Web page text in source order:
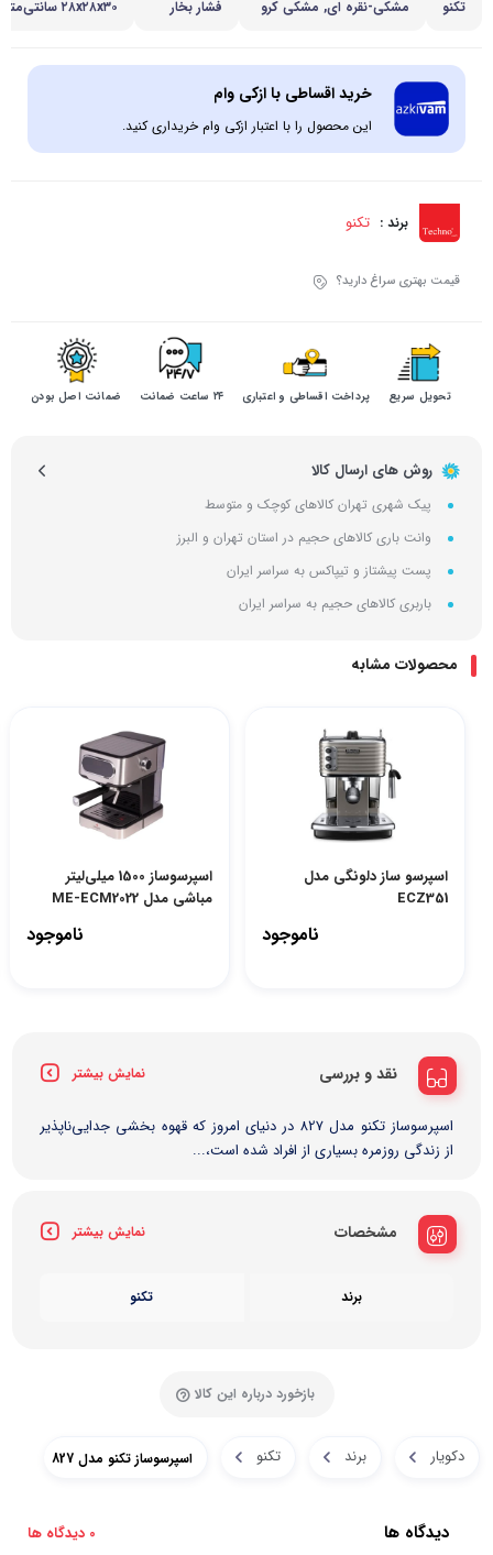
تکنو
مشکی-نقره ای, مشکی کرو
فشار بخار
۲۸x۲۸x۳۰ سانتی‌متر
خرید اقساطی با ازکی وام
این محصول را با اعتبار ازکی وام خریداری کنید.
برند : تکنو
قیمت بهتری سراغ دارید؟
تحویل سریع پرداخت اقساطی و اعتباری ۲۴ ساعت ضمانت ضمانت اصل بودن
روش های ارسال کالا
پیک شهری تهران کالاهای کوچک و متوسط
وانت باری کالاهای حجیم در استان تهران و البرز
پست پیشتاز و تیپاکس به سراسر ایران
باربری کالاهای حجیم به سراسر ایران
محصولات مشابه
اسپرسو ساز دلونگی مدل
ECZ351
ناموجود
اسپرسوساز 1500 میلی‌لیتر
مباشی مدل ME-ECM2022
ناموجود
نقد و بررسی نمایش بیشتر
اسپرسوساز تکنو مدل 827 در دنیای امروز که قهوه بخشی جدایی‌ناپذیر
از زندگی روزمره بسیاری از افراد شده است،...
مشخصات نمایش بیشتر
برند تکنو
بازخورد درباره این کالا
دکویار برند تکنو اسپرسوساز تکنو مدل 827
دیدگاه ها 0 دیدگاه ها